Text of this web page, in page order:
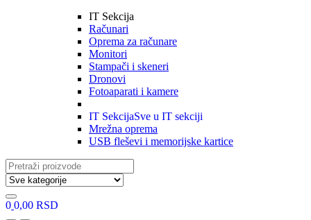
IT Sekcija
Računari
Oprema za računare
Monitori
Stampači i skeneri
Dronovi
Fotoaparati i kamere
IT SekcijaSve u IT sekciji
Mrežna oprema
USB fleševi i memorijske kartice
Search
for:
0 0,00 RSD